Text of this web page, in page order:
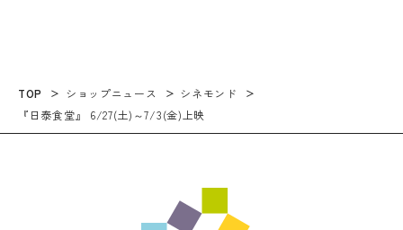
TOP ショップニュース
シネモンド
『日泰食堂』 6/27(土)～7/3(金)上映